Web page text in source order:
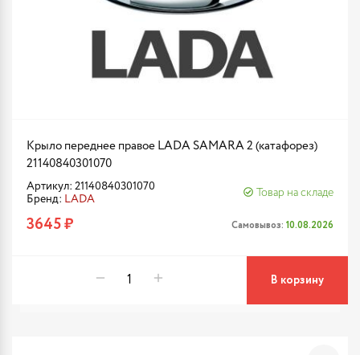
Крыло переднее правое LADA SAMARA 2 (катафорез)
21140840301070
Артикул: 21140840301070
Бренд: LADA
Товар на складе
3645 ₽ Самовывоз: 10.08.2026
В корзину